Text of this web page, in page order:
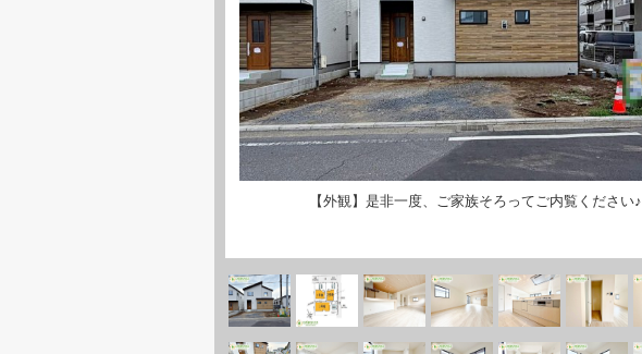
【外観】是非一度、ご家族そろってご内覧ください♪